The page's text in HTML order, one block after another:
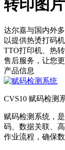
转印图
达尔嘉与国内外
以提供热烫打码
TTO打印机、热
售后服务，让您更
产品信息
CVS10 赋码检测
赋码检测系统，
码、数据关联、
作业流程，确保